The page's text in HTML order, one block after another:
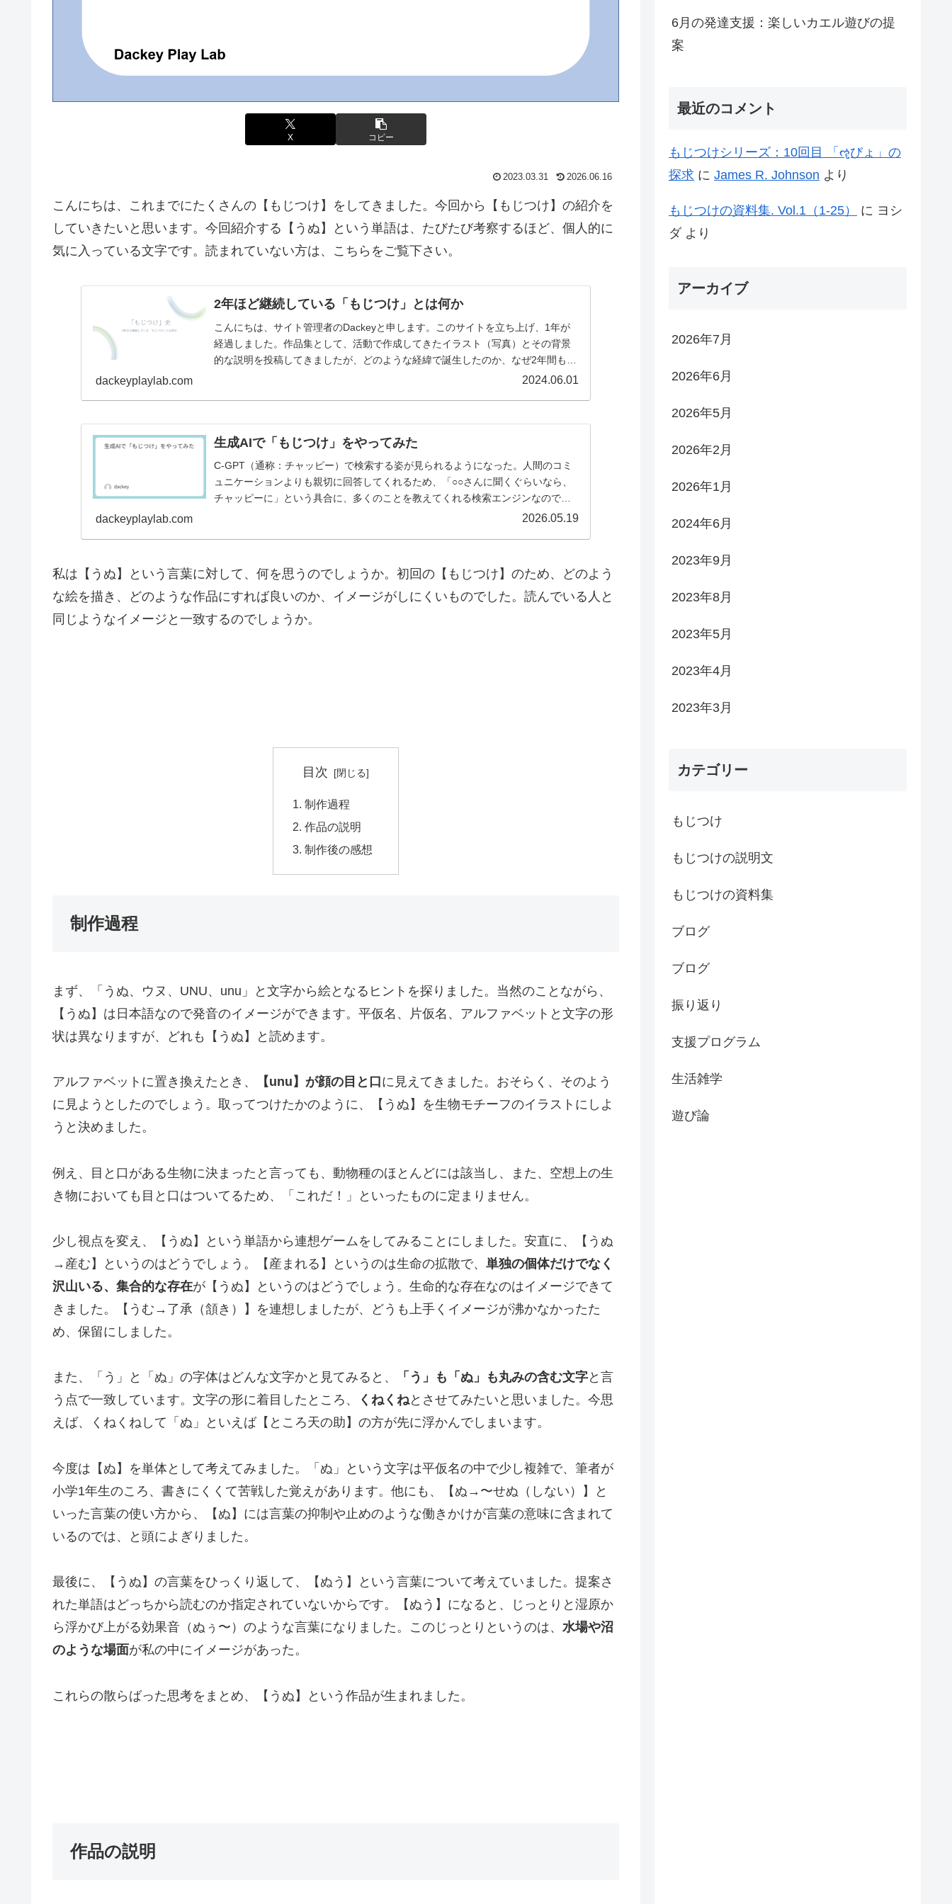
X コピー
2023.03.31 2026.06.16
こんにちは、これまでにたくさんの【もじつけ】をしてきました。今回から【もじつけ】の紹介を
していきたいと思います。今回紹介する【うぬ】という単語は、たびたび考察するほど、個人的に
気に入っている文字です。読まれていない方は、こちらをご覧下さい。
2年ほど継続している「もじつけ」とは何か
こんにちは、サイト管理者のDackeyと申します。このサイトを立ち上げ、1年が
経過しました。作品集として、活動で作成してきたイラスト（写真）とその背景
的な説明を投稿してきましたが、どのような経緯で誕生したのか、なぜ2年間もハ
dackeyplaylab.com 2024.06.01
生成AIで「もじつけ」をやってみた
C-GPT（通称：チャッピー）で検索する姿が見られるようになった。人間のコミ
ュニケーションよりも親切に回答してくれるため、「○○さんに聞くぐらいなら、
チャッピーに」という具合に、多くのことを教えてくれる検索エンジンなのであ
dackeyplaylab.com 2026.05.19
私は【うぬ】という言葉に対して、何を思うのでしょうか。初回の【もじつけ】のため、どのよう
な絵を描き、どのような作品にすれば良いのか、イメージがしにくいものでした。読んでいる人と
同じようなイメージと一致するのでしょうか。
目次
制作過程
作品の説明
制作後の感想
制作過程
まず、「うぬ、ウヌ、UNU、unu」と文字から絵となるヒントを探りました。当然のことながら、
【うぬ】は日本語なので発音のイメージができます。平仮名、片仮名、アルファベットと文字の形
状は異なりますが、どれも【うぬ】と読めます。
アルファベットに置き換えたとき、 【unu】が顔の目と口 に見えてきました。おそらく、そのよう
に見ようとしたのでしょう。取ってつけたかのように、【うぬ】を生物モチーフのイラストにしよ
うと決めました。
例え、目と口がある生物に決まったと言っても、動物種のほとんどには該当し、また、空想上の生
き物においても目と口はついてるため、「これだ！」といったものに定まりません。
少し視点を変え、【うぬ】という単語から連想ゲームをしてみることにしました。安直に、【うぬ
→産む】というのはどうでしょう。【産まれる】というのは生命の拡散で、 単独の個体だけでなく
沢山いる、集合的な存在が【うぬ】というのはどうでしょう。生命的な存在なのはイメージできて
きました。【うむ→了承（頷き）】を連想しましたが、どうも上手くイメージが沸かなかったた
め、保留にしました。
また、「う」と「ぬ」の字体はどんな文字かと見てみると、 「う」も「ぬ」も丸みの含む文字と言
う点で一致しています。文字の形に着目したところ、
くねくねとさせてみたいと思いました。今思
えば、くねくねして「ぬ」といえば【ところ天の助】の方が先に浮かんでしまいます。
今度は【ぬ】を単体として考えてみました。「ぬ」という文字は平仮名の中で少し複雑で、筆者が
小学1年生のころ、書きにくくて苦戦した覚えがあります。他にも、【ぬ→〜せぬ（しない）】と
いった言葉の使い方から、【ぬ】には言葉の抑制や止めのような働きかけが言葉の意味に含まれて
いるのでは、と頭によぎりました。
最後に、【うぬ】の言葉をひっくり返して、【ぬう】という言葉について考えていました。提案さ
れた単語はどっちから読むのか指定されていないからです。【ぬう】になると、じっとりと湿原か
ら浮かび上がる効果音（ぬぅ〜）のような言葉になりました。このじっとりというのは、 水場や沼
のような場面が私の中にイメージがあった。
これらの散らばった思考をまとめ、【うぬ】という作品が生まれました。
作品の説明
6月の発達支援：楽しいカエル遊びの提
案
最近のコメント
もじつけシリーズ：10回目 「ૡฺびょ」の
探求 に James R. Johnson より
もじつけの資料集. Vol.1（1-25） に ヨシ
ダ より
アーカイブ
2026年7月
2026年6月
2026年5月
2026年2月
2026年1月
2024年6月
2023年9月
2023年8月
2023年5月
2023年4月
2023年3月
カテゴリー
もじつけ
もじつけの説明文
もじつけの資料集
ブログ
ブログ
振り返り
支援プログラム
生活雑学
遊び論